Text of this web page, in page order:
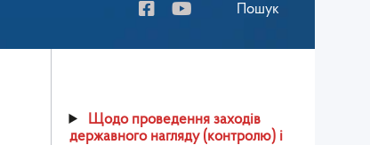
Пошук
Щодо проведення заходів
державного нагляду (контролю) і